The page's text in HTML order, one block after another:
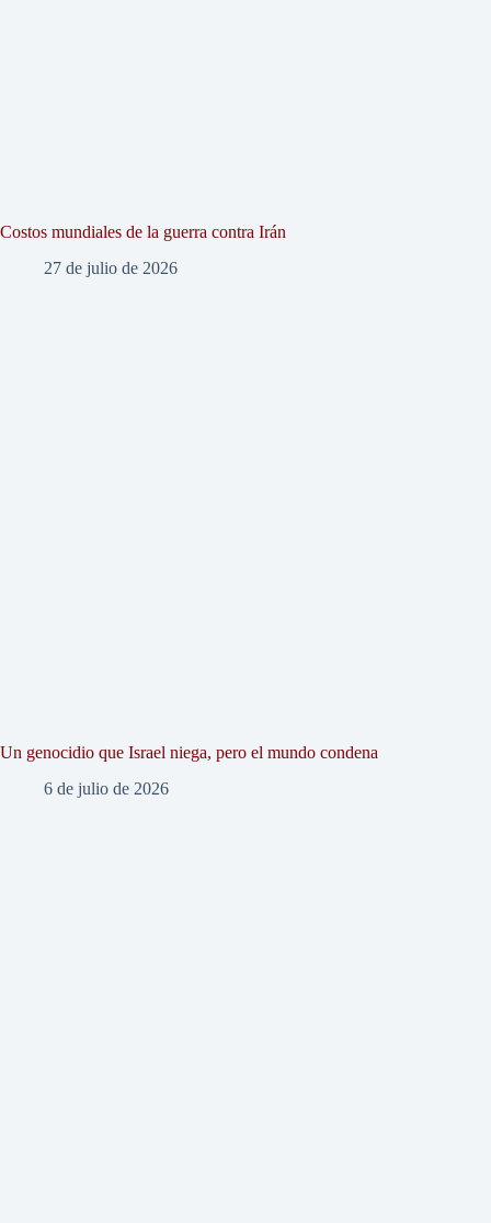
Costos mundiales de la guerra contra Irán
27 de julio de 2026
Un genocidio que Israel niega, pero el mundo condena
6 de julio de 2026